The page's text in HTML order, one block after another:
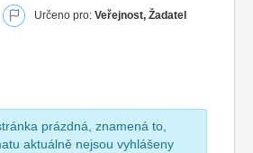
Určeno pro: Veřejnost, Žadatel
prázdná, znamená to,
aktuálně nejsou vyhlášeny